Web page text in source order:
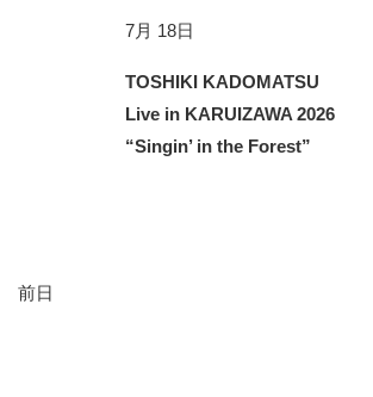
7月 18日
TOSHIKI KADOMATSU
Live in KARUIZAWA 2026
“Singin’ in the Forest”
前日